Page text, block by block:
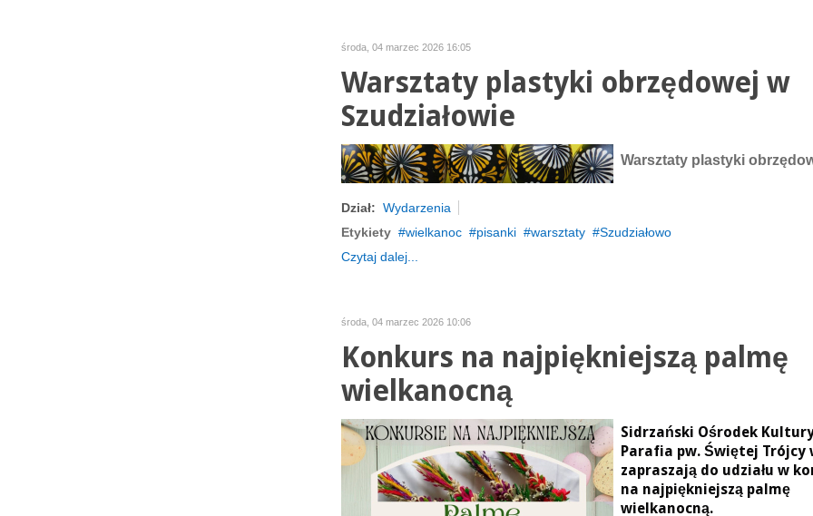
środa, 04 marzec 2026 16:05
Warsztaty plastyki obrzędowej w
Szudziałowie
Warsztaty plastyki
Dział: Wydarzenia
Etykiety
wielkanoc pisanki warsztaty
Szudziałowo
Czytaj dalej...
środa, 04 marzec 2026 10:06
Konkurs na najpiękniejszą palmę
wielkanocną
Sidrzański Ośrodek
Parafia pw. Świętej Trójcy
zapraszają do udziału w
na najpiękniejszą palmę
wielkanocną.